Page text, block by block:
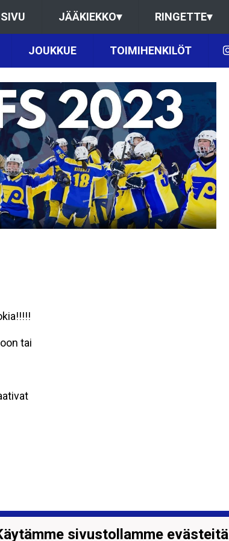
JÄÄKIEKKO▾ RINGETTE▾
JOUKKUE TOIMIHENKILÖT
tai
ry, 0407679-0
sivustollamme evästeitä